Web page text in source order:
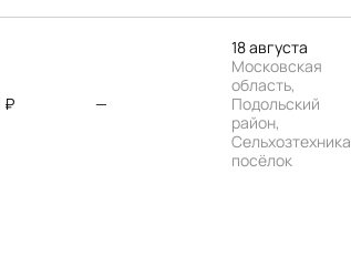
₽ —
18 августа
Московская
область,
Подольский
район,
Сельхозтехника
посёлок